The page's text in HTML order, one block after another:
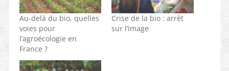
Au-delà du bio, quelles
voies pour
l’agroécologie en
France ?
Crise de la bio : arrêt
sur l’image